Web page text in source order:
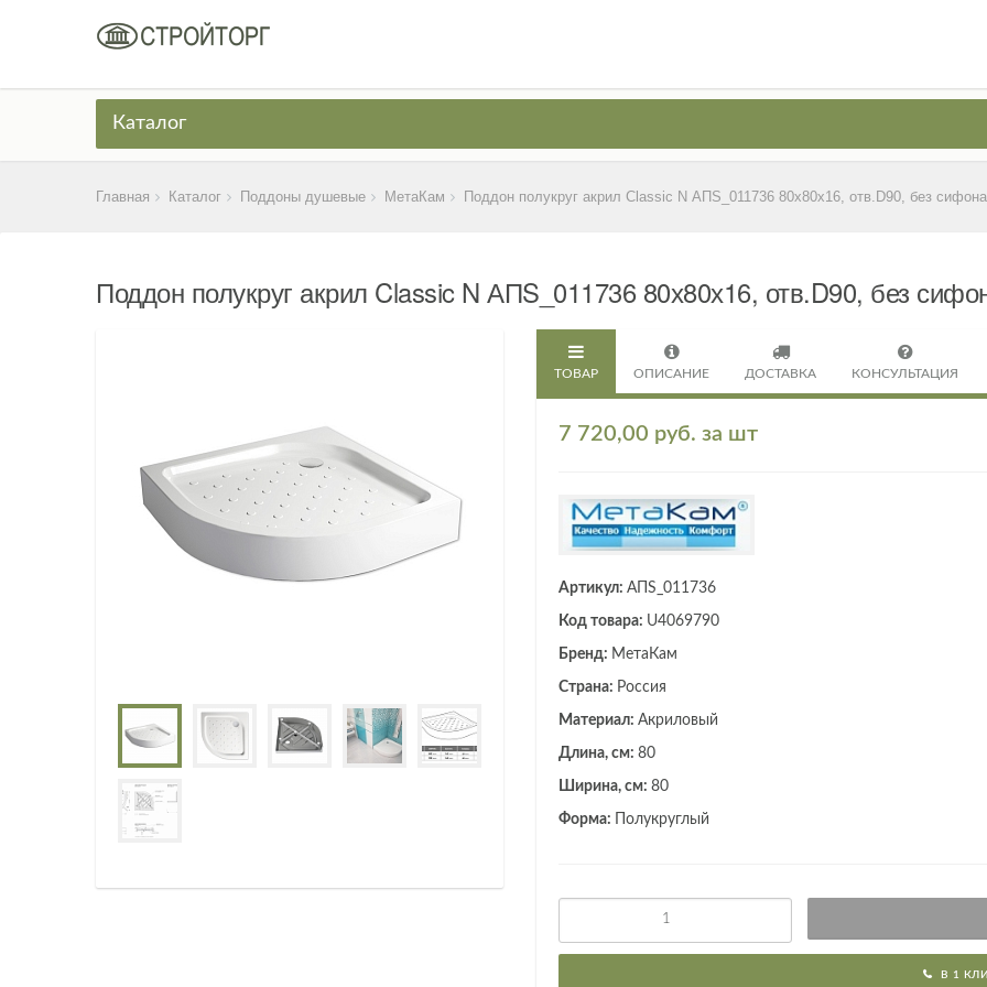
Каталог
Главная Каталог Поддоны душевые МетаКам Поддон полукруг акрил Classic N АПS_011736 80х80х16, отв.D90, без
Поддон полукруг акрил Classic N АПS_011736 80х80х16, отв.D90, без
ТОВАР ОПИСАНИЕ ДОСТАВКА КОНСУЛЬТАЦИЯ
7 720,00 руб. за шт
Артикул: АПS_011736
Код товара: U4069790
Бренд: МетаКам
Страна: Россия
Материал: Акриловый
Длина, см: 80
Ширина, см: 80
Форма: Полукруглый
В 1